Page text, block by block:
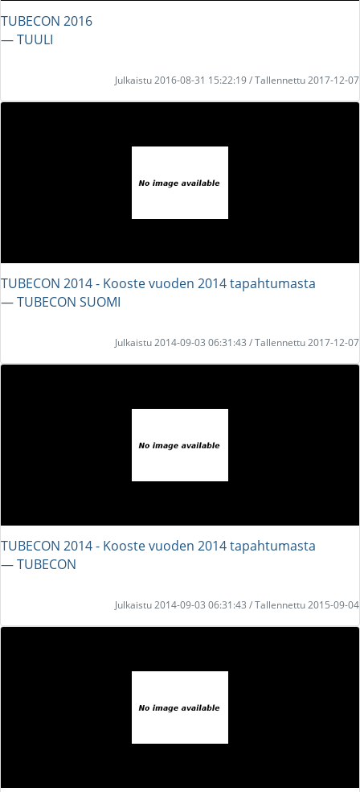
TUBECON 2016
― TUULI
Julkaistu 2016-08-31 15:22:19 / Tallennettu 2017-12-07
TUBECON 2014 - Kooste vuoden 2014 tapahtumasta
― TUBECON SUOMI
Julkaistu 2014-09-03 06:31:43 / Tallennettu 2017-12-07
TUBECON 2014 - Kooste vuoden 2014 tapahtumasta
― TUBECON
Julkaistu 2014-09-03 06:31:43 / Tallennettu 2015-09-04